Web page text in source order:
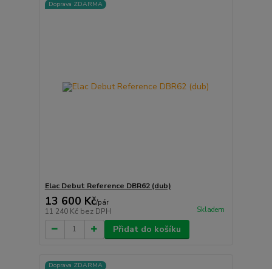
Doprava ZDARMA
Elac Debut Reference DBR62 (dub)
13 600 Kč/pár
11 240 Kč bez DPH Skladem
Přidat do košíku
Doprava ZDARMA